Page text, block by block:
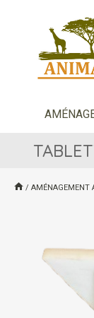
/ AMÉNAGEMENT